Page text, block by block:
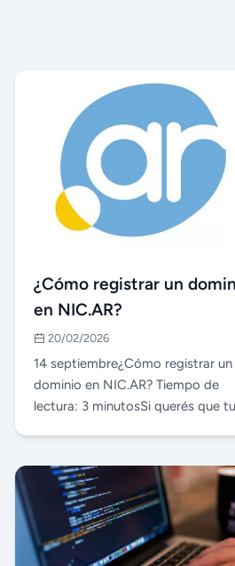
¿Cómo registrar un
en NIC.AR?
20/02/2026
14 septiembre¿Cómo registrar un
dominio en NIC.AR? Tiempo de
lectura: 3 minutosSi querés que